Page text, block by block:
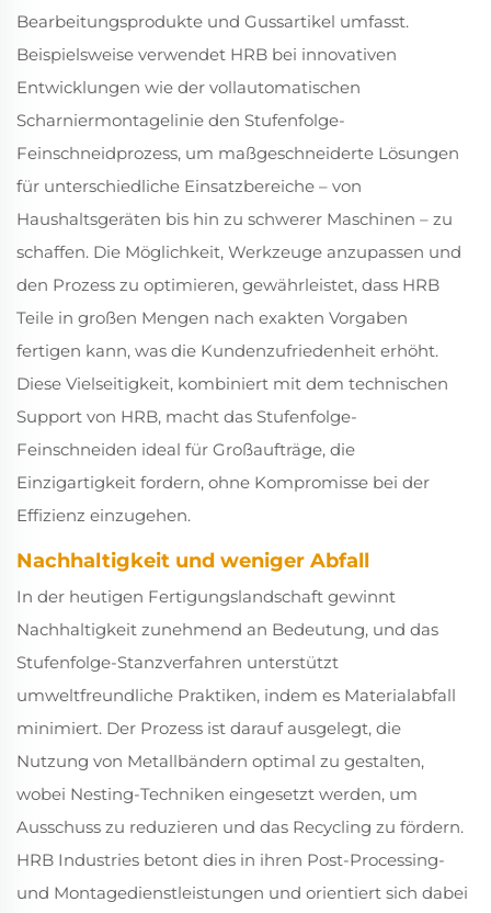
Bearbeitungsprodukte und Gussartikel umfasst.
Beispielsweise verwendet HRB bei innovativen
Entwicklungen wie der vollautomatischen
Scharniermontagelinie den Stufenfolge-
Feinschneidprozess, um maßgeschneiderte Lösungen
für unterschiedliche Einsatzbereiche – von
Haushaltsgeräten bis hin zu schwerer Maschinen – zu
schaffen. Die Möglichkeit, Werkzeuge anzupassen und
den Prozess zu optimieren, gewährleistet, dass HRB
Teile in großen Mengen nach exakten Vorgaben
fertigen kann, was die Kundenzufriedenheit erhöht.
Diese Vielseitigkeit, kombiniert mit dem technischen
Support von HRB, macht das Stufenfolge-
Feinschneiden ideal für Großaufträge, die
Einzigartigkeit fordern, ohne Kompromisse bei der
Effizienz einzugehen.
Nachhaltigkeit und weniger Abfall
In der heutigen Fertigungslandschaft gewinnt
Nachhaltigkeit zunehmend an Bedeutung, und das
Stufenfolge-Stanzverfahren unterstützt
umweltfreundliche Praktiken, indem es Materialabfall
minimiert. Der Prozess ist darauf ausgelegt, die
Nutzung von Metallbändern optimal zu gestalten,
wobei Nesting-Techniken eingesetzt werden, um
Ausschuss zu reduzieren und das Recycling zu fördern.
HRB Industries betont dies in ihren Post-Processing-
und Montagedienstleistungen und orientiert sich dabei